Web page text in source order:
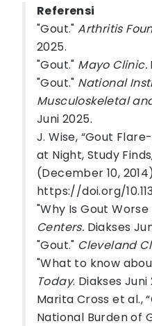
Referensi
"Gout."Arthritis
2025.
"Gout." Mayo Clinic.
"Gout." National
Musculoskeletal
Juni 2025.
J. Wise, “Gout
at Night, Study
(December 10,
https://doi.org/
"Why Is Gout
Centers. Diakses
"Gout." Cleveland
"What to know
Today. Diakses Juni
Marita Cross et al.,
National Burden of